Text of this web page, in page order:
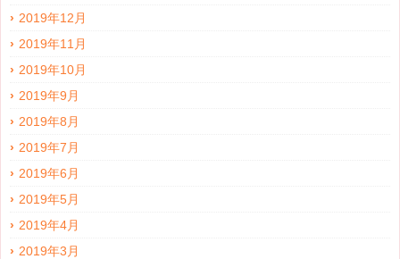
2019年12月
2019年11月
2019年10月
2019年9月
2019年8月
2019年7月
2019年6月
2019年5月
2019年4月
2019年3月